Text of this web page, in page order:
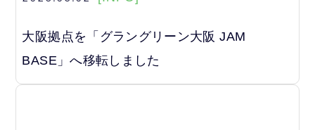
大阪拠点を「グラングリーン大阪 JAM
BASE」へ移転しました